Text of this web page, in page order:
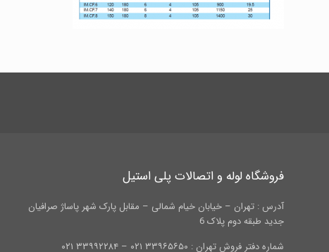
فروشگاه لوله و اتصالات پلی استیل
آدرس : تهران – خیابان خیام شمالی – مقابل پارک شهر پاساژ صرافیان
جدید طبقه دوم پلاک 6
شماره دفتر فروش تهران : ۳۳۹۶۵۶۵۰ ۰۲۱ – ۳۳۹۹۲۲۸۴ ۰۲۱